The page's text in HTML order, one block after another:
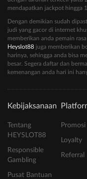
mendapatkan jackpot hingga
Dengan demikian sudah
judi yang gacor di internet
memberikan anda pemain
Heyslot88 juga memberikan
harinya, sehingga anda bisa
besar. Segera daftar dan
kemenangan anda hari ini
Kebijaksanaan
Tentang
HEYSLOT88
Responsible
Gambling
Pusat Bantuan
Promosi
Loyalty
Referral